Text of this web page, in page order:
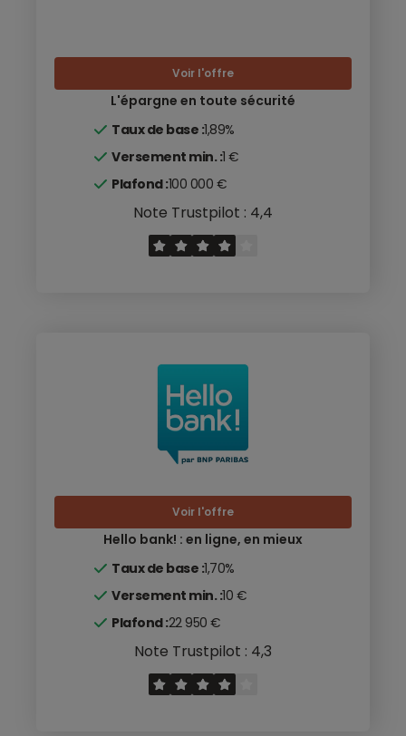
Note Trustpilot : 4,4
L'épargne en toute sécurité
Taux de base :1,89%
Versement min. :1 €
Plafond :100 000 €
Voir l'offre
Note Trustpilot : 4,3
Hello bank! : en ligne, en mieux
Taux de base :1,70%
Versement min. :10 €
Plafond :22 950 €
Voir l'offre